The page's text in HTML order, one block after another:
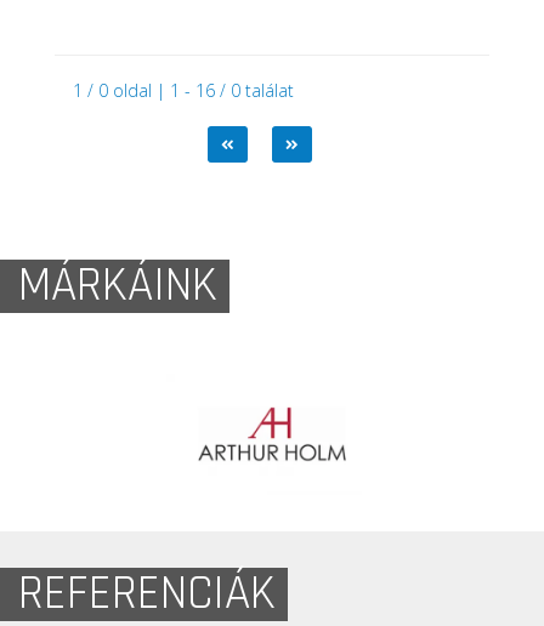
1 / 0 oldal | 1 - 16 / 0 találat
MÁRKÁINK
REFERENCIÁK